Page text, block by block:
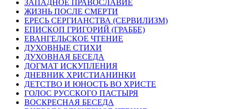
ЗАПАДНОЕ ПРАВОСЛАВИЕ
ЖИЗНЬ ПОСЛЕ СМЕРТИ
ЕРЕСЬ СЕРГИАНСТВА (СЕРВИЛИЗМ)
ЕПИСКОП ГРИГОРИЙ (ГРАББЕ)
ЕВАНГЕЛЬСКОЕ ЧТЕНИЕ
ДУХОВНЫЕ СТИХИ
ДУХОВНАЯ БЕСЕДА
ДОГМАТ ИСКУПЛЕНИЯ
ДНЕВНИК ХРИСТИАНИНКИ
ДЕТСТВО И ЮНОСТЬ ВО ХРИСТЕ
ГОЛОС РУССКОГО ПАСТЫРЯ
ВОСКРЕСНАЯ БЕСЕДА